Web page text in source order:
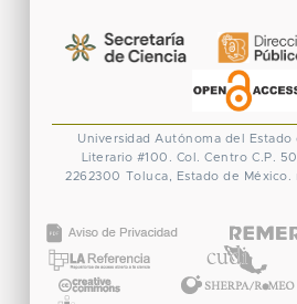
Universidad Autónoma del Estado
Literario #100. Col. Centro C.P.
2262300 Toluca, Estado de México.